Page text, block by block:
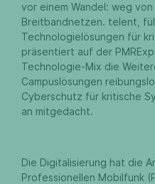
vor einem Wandel: weg
Breitbandnetzen. telent,
Technologielösungen für
präsentiert auf der
Technologie-Mix die
Campuslösungen
Cyberschutz für kritische
an mitgedacht.
Die Digitalisierung hat die
Professionellen Mobilfunk